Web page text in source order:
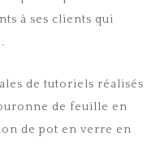
à ses clients qui
de tutoriels réalisés
de feuille en
de pot en verre en